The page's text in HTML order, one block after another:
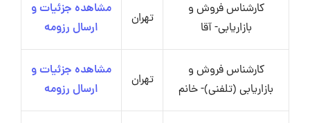
کارشناس فروش و
بازاریابی- آقا
تهران
مشاهده جزئیات و
ارسال رزومه
کارشناس فروش و
بازاریابی (تلفنی)- خانم
تهران
مشاهده جزئیات و
ارسال رزومه